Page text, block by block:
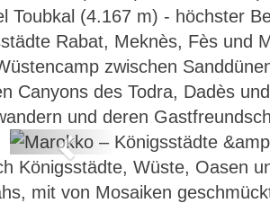
Toubkal (4.167 m) - höchster
Rabat, Meknès, Fès und
zwischen
Canyons des Todra, Dadès
und deren
Marokko –
Previous
Königsstädte, Wüste, Oasen
mit von Mosaiken